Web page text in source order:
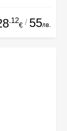
.12
€ / 55лв.